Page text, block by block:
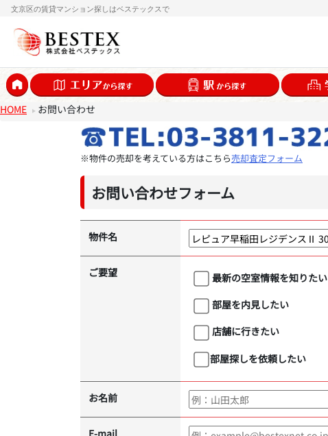
文京区の賃貸マンション探しはベステックスで
HOME お問い合わせ
※物件の売却を考えている方はこちら売却査定フォーム
お問い合わせフォーム
物件名
ご要望
最新の空室情報を知りたい
部屋を内見したい
店舗に行きたい
部屋探しを依頼したい
お名前